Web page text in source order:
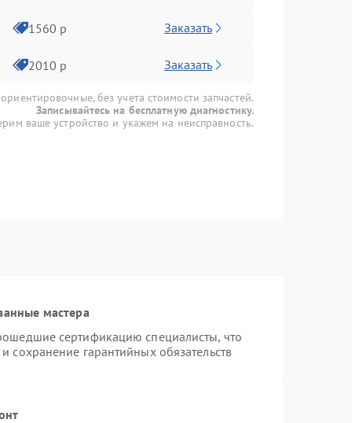
1560 р Заказать
2010 р Заказать
без учета стоимости запчастей.
Записывайтесь на бесплатную диагностику.
ваше устройство и укажем на неисправность.
мастера
сертификацию специалисты, что
сохранение гарантийных обязательств